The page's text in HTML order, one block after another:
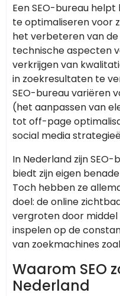
Een SEO-bureau
te optimaliseren voor
het verbeteren van
technische aspecten
verkrijgen van
in zoekresultaten te
SEO-bureau variëren
(het aanpassen van
tot off-page
social media
In Nederland zijn
biedt zijn eigen
Toch hebben ze
doel: de online
vergroten door middel
inspelen op de
van zoekmachines
Waarom SEO
Nederland